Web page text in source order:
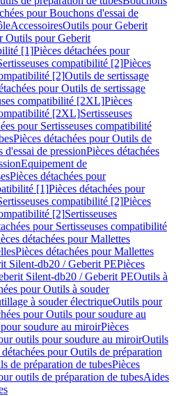
pour Bouchons d'essai de
AccessoiresOutils pour Geberit
Outils pour Geberit
[1]Pièces détachées pour
compatibilité [2]Pièces
[2]Outils de sertissage
pour Outils de sertissage
compatibilité [2XL]Pièces
[2XL]Sertisseuses
pour Sertisseuses compatibilité
Pièces détachées pour Outils de
d'essai de pressionPièces détachées
Equipement de
Pièces détachées pour
[1]Pièces détachées pour
compatibilité [2]Pièces
[2]Sertisseuses
pour Sertisseuses compatibilité
détachées pour Mallettes
Pièces détachées pour Mallettes
Silent-db20 / Geberit PEPièces
Silent-db20 / Geberit PEOutils à
pour Outils à souder
à souder électriqueOutils pour
pour Outils pour soudure au
soudure au miroirPièces
outils pour soudure au miroirOutils
détachées pour Outils de préparation
de préparation de tubesPièces
outils de préparation de tubesAides